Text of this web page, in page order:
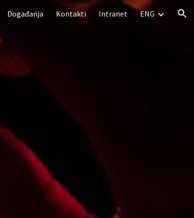
Događanja Kontakti Intranet ENG